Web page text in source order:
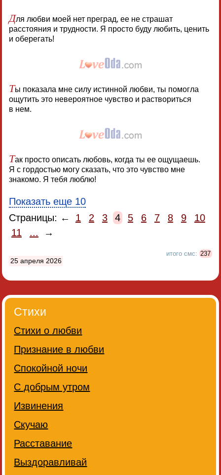
Для любви моей нет преград, ее не страшат
расстояния и трудности. Я просто буду любить, ценить
и оберегать!
Ты показала мне силу истинной любви, ты помогла
ощутить это невероятное чувство и раствориться
в нем.
Так просто описать любовь, когда ты ее ощущаешь.
Я с гордостью могу сказать, что это чувство мне
знакомо. Я тебя люблю!
Показать еще 10
Страницы: ←
1 2 3 4 5 6 7 8 9
10
11
... →
итого смс: 237
25 апреля 2026
Стихи
Стихи о любви
Признание в любви
Спокойной ночи
С добрым утром
Извинения
Скучаю
Расставание
Выздоравливай